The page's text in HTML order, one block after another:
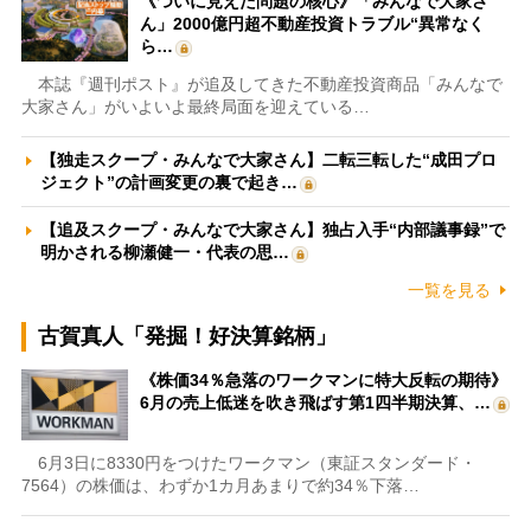
ん」2000億円超不動産投資トラブル“異常なく
ら…
本誌『週刊ポスト』が追及してきた不動産投資商品「みんなで
大家さん」がいよいよ最終局面を迎えている…
【独走スクープ・みんなで大家さん】二転三転した“成田プロ
ジェクト”の計画変更の裏で起き…
【追及スクープ・みんなで大家さん】独占入手“内部議事録”で
明かされる柳瀬健一・代表の思…
一覧を見る
古賀真人「発掘！好決算銘柄」
《株価34％急落のワークマンに特大反転の期待》
6月の売上低迷を吹き飛ばす第1四半期決算、…
6月3日に8330円をつけたワークマン（東証スタンダード・
7564）の株価は、わずか1カ月あまりで約34％下落…